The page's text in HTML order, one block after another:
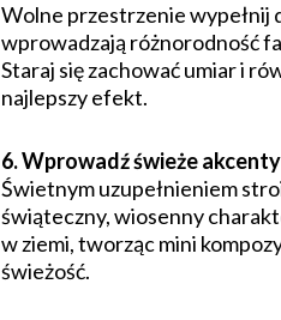
Wolne przestrzenie wypełnij
wprowadzają różnorodność
Staraj się zachować umiar i
najlepszy efekt.
6. Wprowadź świeże
Świetnym uzupełnieniem
świąteczny, wiosenny
w ziemi, tworząc mini
świeżość.